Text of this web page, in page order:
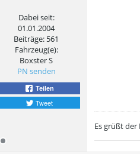
Dabei seit:
01.01.2004
Beiträge: 561
Fahrzeug(e):
Boxster S
PN senden
Teilen
Tweet
Es grüßt der